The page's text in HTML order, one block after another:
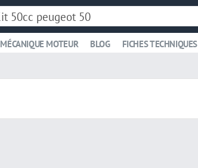
MÉCANIQUE MOTEUR BLOG FICHES TECHNIQUES